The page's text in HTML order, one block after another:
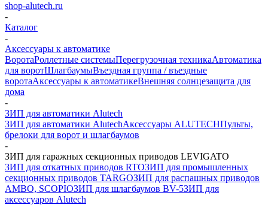
shop-alutech.ru
-
Каталог
-
Аксессуары к автоматике
ВоротаРоллетные системыПерегрузочная техникаАвтоматика
для воротШлагбаумыВъездная группа / въездные
воротаАксессуары к автоматикеВнешняя солнцезащита для
дома
-
ЗИП для автоматики Alutech
ЗИП для автоматики AlutechАксессуары ALUTECHПульты,
брелоки для ворот и шлагбаумов
-
ЗИП для гаражных секционных приводов LEVIGATO
ЗИП для откатных приводов RTOЗИП для промышленных
секционных приводов TARGOЗИП для распашных приводов
AMBO, SCOPIOЗИП для шлагбаумов BV-5ЗИП для
аксессуаров Alutech